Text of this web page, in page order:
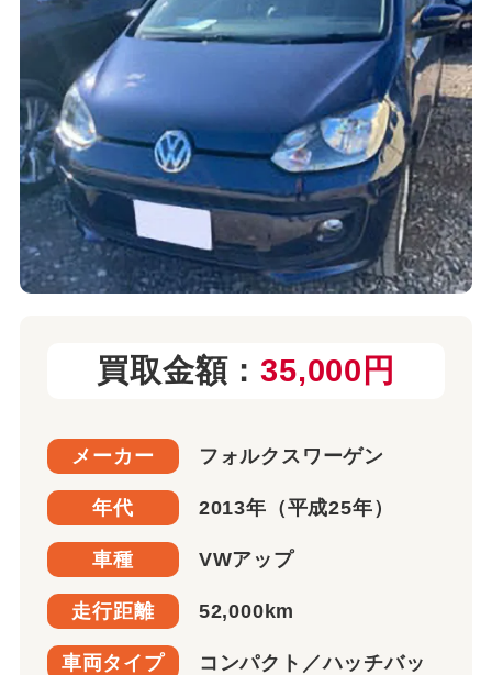
買取金額：35,000円
メーカー フォルクスワーゲン
年代 2013年（平成25年）
車種 VWアップ
走行距離 52,000km
車両タイプ
コンパクト／ハッチバッ